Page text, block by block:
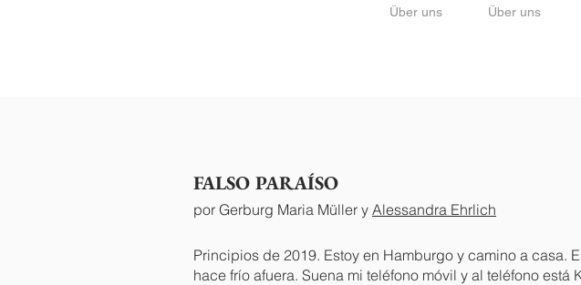
Über uns Über uns
FALSO PARAÍSO
por Gerburg Maria Müller y Alessandra Ehrlich
Principios de 2019. Estoy en Hamburgo y camino a casa.
hace frío afuera. Suena mi teléfono móvil y al teléfono está